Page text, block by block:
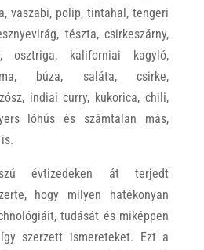
vaszabi, polip, tintahal, tengeri
tészta, csirkeszárny,
osztriga, kaliforniai kagyló,
búza, saláta, csirke,
indiai curry, kukorica, chili,
lóhús és számtalan más,
évtizedeken át terjedt
hogy milyen hatékonyan
tudását és miképpen
szerzett ismereteket. Ezt a